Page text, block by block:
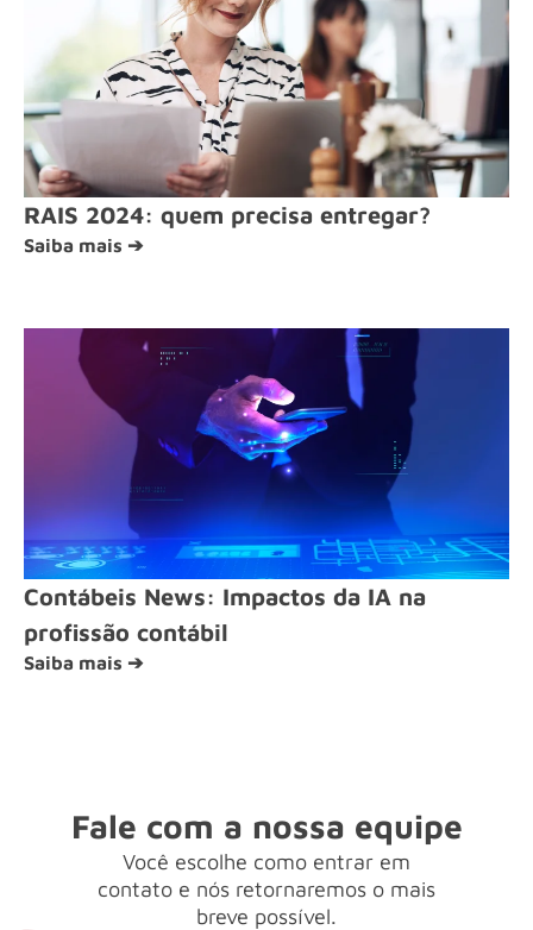
RAIS 2024: quem precisa entregar?
Saiba mais ➔
Contábeis News: Impactos da IA na
profissão contábil
Saiba mais ➔
Fale com a nossa equipe
Você escolhe como entrar em
contato e nós retornaremos o mais
breve possível.